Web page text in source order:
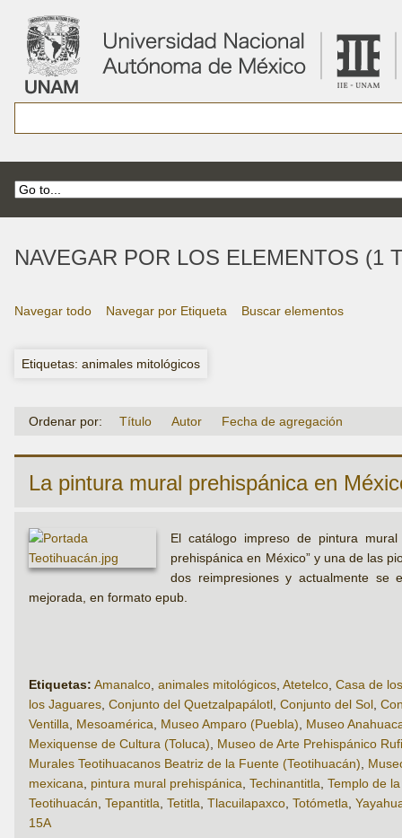
NAVEGAR POR LOS ELEMENTOS (1
Navegar todo Navegar por Etiqueta Buscar elementos
Etiquetas: animales mitológicos
Ordenar por: Título Autor Fecha de agregación
La pintura mural prehispánica en
El catálogo impreso de pintura
prehispánica en México” y una de las
dos reimpresiones y actualmente se
mejorada, en formato epub.
Etiquetas: Amanalco animales mitológicos Atetelco Casa de
los Jaguares Conjunto del Quetzalpapálotl Conjunto del Sol
Ventilla
Mesoamérica Museo Amparo (Puebla)
Museo
Mexiquense de Cultura (Toluca)
Museo de Arte Prehispánico
Murales Teotihuacanos Beatriz de la Fuente (Teotihuacán)
mexicana
pintura mural prehispánica Techinantitla Templo de
Teotihuacán Tepantitla Tetitla Tlacuilapaxco Totómetla
15A